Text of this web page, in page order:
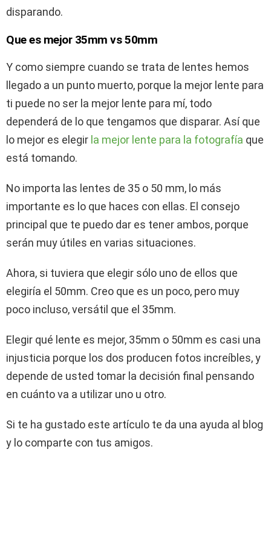
disparando.
Que es mejor 35mm vs 50mm
Y como siempre cuando se trata de lentes hemos
llegado a un punto muerto, porque la mejor lente para
ti puede no ser la mejor lente para mí, todo
dependerá de lo que tengamos que disparar. Así que
lo mejor es elegir la mejor lente para la fotografía que
está tomando.
No importa las lentes de 35 o 50 mm, lo más
importante es lo que haces con ellas. El consejo
principal que te puedo dar es tener ambos, porque
serán muy útiles en varias situaciones.
Ahora, si tuviera que elegir sólo uno de ellos que
elegiría el 50mm. Creo que es un poco, pero muy
poco incluso, versátil que el 35mm.
Elegir qué lente es mejor, 35mm o 50mm es casi una
injusticia porque los dos producen fotos increíbles, y
depende de usted tomar la decisión final pensando
en cuánto va a utilizar uno u otro.
Si te ha gustado este artículo te da una ayuda al blog
y lo comparte con tus amigos.